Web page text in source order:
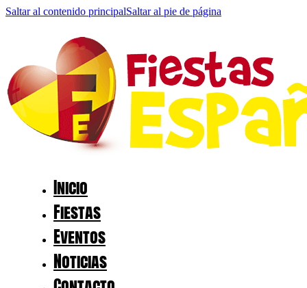
Saltar al contenido principalSaltar al pie de página
Inicio
Fiestas
Eventos
Noticias